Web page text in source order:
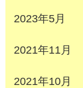
2023年5月
2021年11月
2021年10月